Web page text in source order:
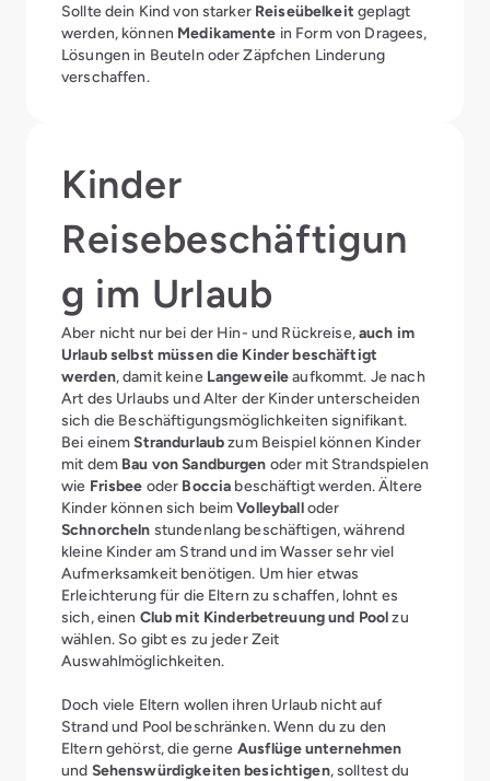
Sollte dein Kind von starker Reiseübelkeit geplagt
werden, können Medikamente in Form von Dragees,
Lösungen in Beuteln oder Zäpfchen Linderung
verschaffen.
Kinder
Reisebeschäftigun
g im Urlaub
Aber nicht nur bei der Hin- und Rückreise,auch im
Urlaub selbst müssen die Kinder beschäftigt
werden, damit keine Langeweileaufkommt. Je nach
Art des Urlaubs und Alter der Kinder unterscheiden
sich die Beschäftigungsmöglichkeiten signifikant.
Bei einemStrandurlaubzum Beispiel können Kinder
mit dem Bau von Sandburgen oder mit Strandspielen
wie Frisbee oder Boccia beschäftigt werden. Ältere
Kinder können sich beimVolleyballoder
Schnorcheln stundenlang beschäftigen, während
kleine Kinder am Strand und im Wasser sehr viel
Aufmerksamkeit benötigen. Um hier etwas
Erleichterung für die Eltern zu schaffen, lohnt es
sich, einen Club mit Kinderbetreuung und Poolzu
wählen. So gibt es zu jeder Zeit
Auswahlmöglichkeiten.
Doch viele Eltern wollen ihren Urlaub nicht auf
Strand und Pool beschränken. Wenn du zu den
Eltern gehörst, die gerne Ausflüge unternehmen
und Sehenswürdigkeiten besichtigen, solltest du